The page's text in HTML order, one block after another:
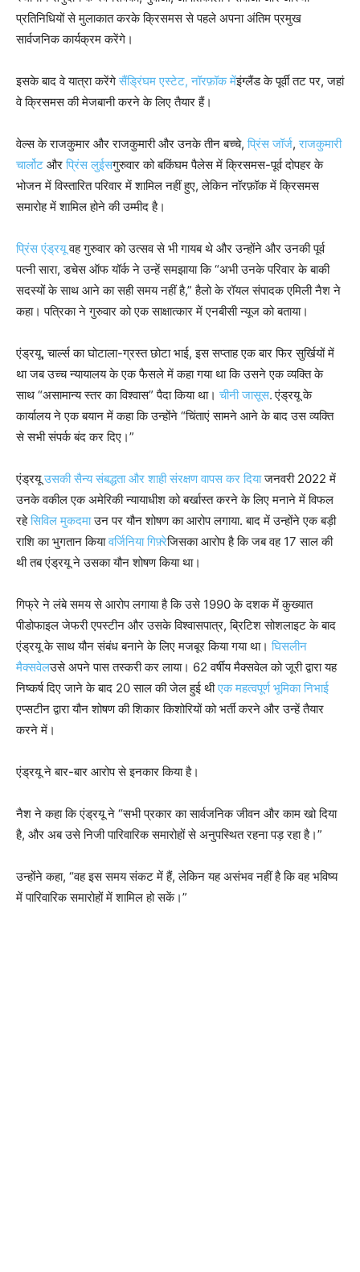
प्रतिनिधियों से मुलाकात करके क्रिसमस से पहले अपना अंतिम प्रमुख
सार्वजनिक कार्यक्रम करेंगे।
इसके बाद वे यात्रा करेंगेसैंड्रिंघम एस्टेट, नॉरफ़ॉक मेंइंग्लैंड के पूर्वी तट पर, जहां
वे क्रिसमस की मेजबानी करने के लिए तैयार हैं।
वेल्स के राजकुमार और राजकुमारी और उनके तीन बच्चे,प्रिंस जॉर्ज,राजकुमारी
चार्लोट औरप्रिंस लुईसगुरुवार को बकिंघम पैलेस में क्रिसमस-पूर्व दोपहर के
भोजन में विस्तारित परिवार में शामिल नहीं हुए, लेकिन नॉरफ़ॉक में क्रिसमस
समारोह में शामिल होने की उम्मीद है।
प्रिंस एंड्रयूवह गुरुवार को उत्सव से भी गायब थे और उन्होंने और उनकी पूर्व
पत्नी सारा, डचेस ऑफ यॉर्क ने उन्हें समझाया कि “अभी उनके परिवार के बाकी
सदस्यों के साथ आने का सही समय नहीं है,” हैलो के रॉयल संपादक एमिली नैश ने
कहा। पत्रिका ने गुरुवार को एक साक्षात्कार में एनबीसी न्यूज को बताया।
एंड्रयू, चार्ल्स का घोटाला-ग्रस्त छोटा भाई, इस सप्ताह एक बार फिर सुर्खियों में
था जब उच्च न्यायालय के एक फैसले में कहा गया था कि उसने एक व्यक्ति के
साथ “असामान्य स्तर का विश्वास” पैदा किया था।चीनी जासूस. एंड्रयू के
कार्यालय ने एक बयान में कहा कि उन्होंने “चिंताएं सामने आने के बाद उस व्यक्ति
से सभी संपर्क बंद कर दिए।”
एंड्रयूउसकी सैन्य संबद्धता और शाही संरक्षण वापस कर दियाजनवरी 2022 में
उनके वकील एक अमेरिकी न्यायाधीश को बर्खास्त करने के लिए मनाने में विफल
रहेसिविल मुकदमाउन पर यौन शोषण का आरोप लगाया. बाद में उन्होंने एक बड़ी
राशि का भुगतान कियावर्जिनिया गिफ़्रेजिसका आरोप है कि जब वह 17 साल की
थी तब एंड्रयू ने उसका यौन शोषण किया था।
गिफ्रे ने लंबे समय से आरोप लगाया है कि उसे 1990 के दशक में कुख्यात
पीडोफाइल जेफरी एपस्टीन और उसके विश्वासपात्र, ब्रिटिश सोशलाइट के बाद
एंड्रयू के साथ यौन संबंध बनाने के लिए मजबूर किया गया था।घिसलीन
मैक्सवेलउसे अपने पास तस्करी कर लाया। 62 वर्षीय मैक्सवेल को जूरी द्वारा यह
निष्कर्ष दिए जाने के बाद 20 साल की जेल हुई थीएक महत्वपूर्ण भूमिका निभाई
एप्सटीन द्वारा यौन शोषण की शिकार किशोरियों को भर्ती करने और उन्हें तैयार
करने में।
एंड्रयू ने बार-बार आरोप से इनकार किया है।
नैश ने कहा कि एंड्रयू ने “सभी प्रकार का सार्वजनिक जीवन और काम खो दिया
है, और अब उसे निजी पारिवारिक समारोहों से अनुपस्थित रहना पड़ रहा है।”
उन्होंने कहा, “वह इस समय संकट में हैं, लेकिन यह असंभव नहीं है कि वह भविष्य
में पारिवारिक समारोहों में शामिल हो सकें।”